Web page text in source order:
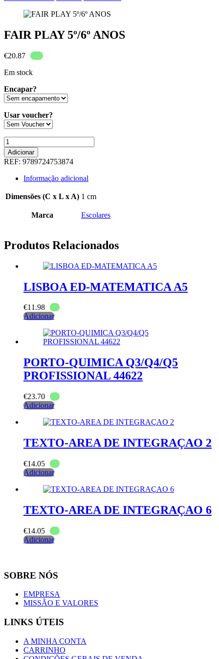
FAIR PLAY 5º/6º ANOS
€20.87
Em stock
Encapar?
Usar voucher?
Quantidade
de
FAIR
PLAY
5º/6º
ANOS
Adicionar
REF: 9789724753874
Informação adicional
Dimensões (C x L x A) 1 cm
Marca Escolares
Produtos Relacionados
LISBOA ED-MATEMATICA A5
€11.98
Adicionar
PORTO-QUIMICA Q3/Q4/Q5
PROFISSIONAL 44622
€23.70
Adicionar
TEXTO-AREA DE INTEGRAÇAO 2
€14.05
Adicionar
TEXTO-AREA DE INTEGRAÇAO 6
€14.05
Adicionar
SOBRE NÓS
EMPRESA
MISSÃO E VALORES
LINKS ÚTEIS
A MINHA CONTA
CARRINHO